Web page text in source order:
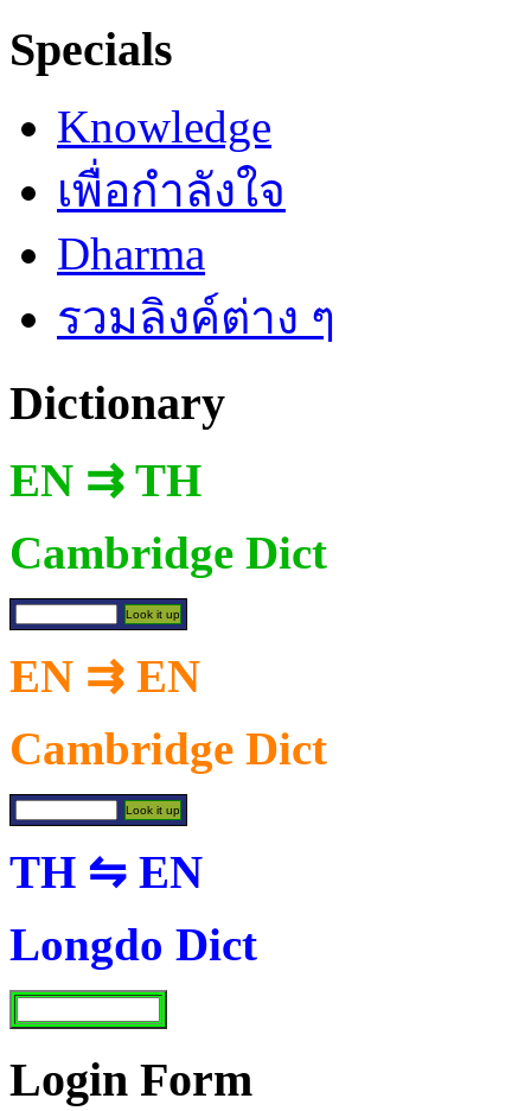
Specials
Knowledge
เพื่อกำลังใจ
Dharma
รวมลิงค์ต่าง ๆ
Dictionary
EN ⇉ TH
Cambridge Dict
EN ⇉ EN
Cambridge Dict
TH ⇋ EN
Longdo Dict
Login Form